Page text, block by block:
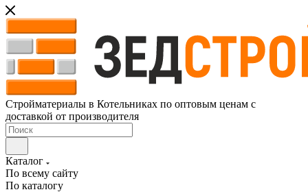
Стройматериалы в Котельниках по оптовым ценам с
доставкой от производителя
Каталог
По всему сайту
По каталогу